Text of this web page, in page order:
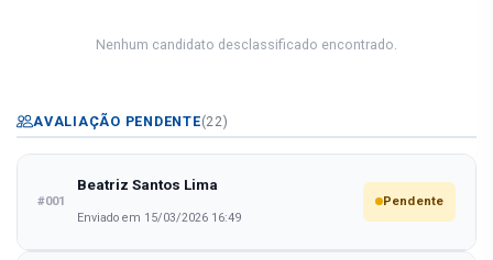
Nenhum candidato desclassificado encontrado.
AVALIAÇÃO PENDENTE(22)
#001
Beatriz Santos Lima
Enviado em 15/03/2026 16:49
Pendente